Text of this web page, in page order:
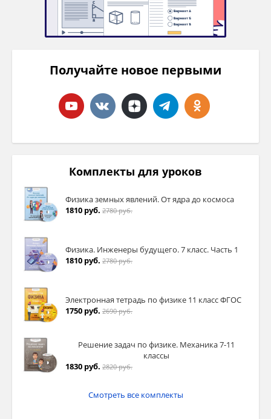
Получайте новое первыми
Комплекты для уроков
Физика земных явлений. От ядра до космоса
1810 руб. 2780 руб.
Физика. Инженеры будущего. 7 класс. Часть 1
1810 руб. 2780 руб.
Электронная тетрадь по физике 11 класс ФГОС
1750 руб. 2690 руб.
Решение задач по физике. Механика 7-11
классы
1830 руб. 2820 руб.
Смотреть все комплекты